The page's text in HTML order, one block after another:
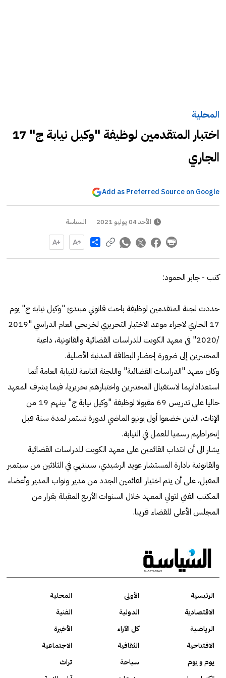
المحلية
اختبار المتقدمين لوظيفة "وكيل نيابة ج" 17
الجاري
Add as Preferred Source on Google
الأحد 04 يوليو 2021 السياسة
Share
كتب - جابر الحمود:
حددت لجنة المتقدمين لوظيفة باحث قانوني مبتدئ "وكيل نيابة ج" يوم
17 الجاري لاجراء موعد الاختبار التحريري لخريجي العام الدراسي "2019
/‏2020" في معهد الكويت للدراسات القضائية والقانونية، داعية
المختبرين إلى ضرورة إحضار البطاقة المدنية الأصلية.
وكان معهد "الدراسات القضائية" واللجنة التابعة للنيابة العامة أتما
استعداداتهما لاستقبال المختبرين واختبارهم تحريريا، فيما يشرف المعهد
حاليا على تدريس 69 مقبولا لوظيفة "وكيل نيابة ج" بينهم 19 من
الإناث، الذين خضعوا أول يونيو الماضي لدورة تستمر لمدة سنة قبل
إنخراطهم رسميا للعمل في النيابة.
يشار الى أن انتداب القائمين على معهد الكويت للدراسات القضائية
والقانونية بادارة المستشار عويد الرشيدي، سينتهي في الثلاثين من سبتمبر
المقبل، على أن يتم اختيار القائمين الجدد من مدير ونواب المدير وأعضاء
المكتب الفني لتولي المعهد خلال السنوات الأربع المقبلة بقرار من
المجلس الأعلى للقضاء قريبا.
الرئيسية الأولى
المحلية
الاقتصادية
الدولية
الفنية
الرياضية
كل الآراء
الأخيرة
الافتتاحية
الثقافية
الاجتماعية
يوم و يوم
سياحة
تراث